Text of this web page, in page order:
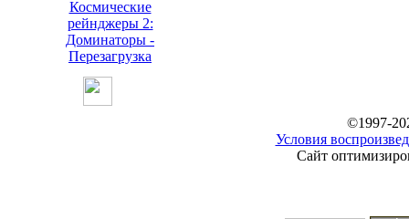
Космические
рейнджеры 2:
Доминаторы -
Перезагрузка
©1997-
Условия
Сайт